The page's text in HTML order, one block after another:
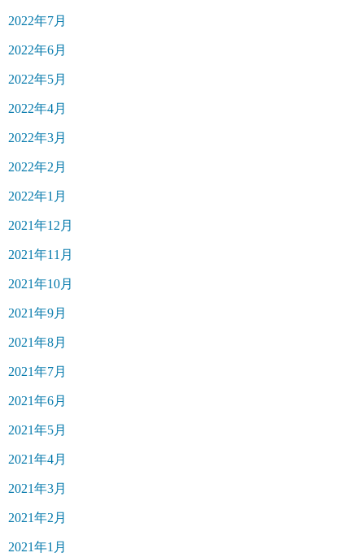
2022年7月
2022年6月
2022年5月
2022年4月
2022年3月
2022年2月
2022年1月
2021年12月
2021年11月
2021年10月
2021年9月
2021年8月
2021年7月
2021年6月
2021年5月
2021年4月
2021年3月
2021年2月
2021年1月